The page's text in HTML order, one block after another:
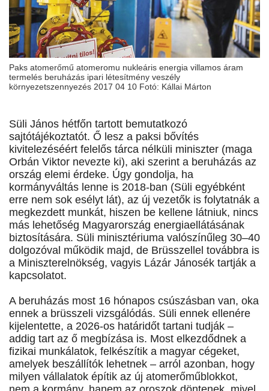
Paks atomerőmű atomeromu nukleáris energia villamos áram
termelés beruházás ipari létesítmény veszély
környezetszennyezés 2017 04 10 Fotó: Kállai Márton
Süli János hétfőn tartott bemutatkozó
sajtótájékoztatót. Ő lesz a paksi bővítés
kivitelezéséért felelős tárca nélküli miniszter (maga
Orbán Viktor nevezte ki), aki szerint a beruházás az
ország elemi érdeke. Úgy gondolja, ha
kormányváltás lenne is 2018-ban (Süli egyébként
erre nem sok esélyt lát), az új vezetők is folytatnák a
megkezdett munkát, hiszen be kellene látniuk, nincs
más lehetőség Magyarország energiaellátásának
biztosítására. Süli minisztériuma valószínűleg 30–40
dolgozóval működik majd, de Brüsszellel továbbra is
a Miniszterelnökség, vagyis Lázár Jánosék tartják a
kapcsolatot.
A beruházás most 16 hónapos csúszásban van, oka
ennek a brüsszeli vizsgálódás. Süli ennek ellenére
kijelentette, a 2026-os határidőt tartani tudják –
addig tart az ő megbízása is. Most elkezdődnek a
fizikai munkálatok, felkészítik a magyar cégeket,
amelyek beszállítók lehetnek – arról azonban, hogy
milyen vállalatok építik az új atomerőműblokkot,